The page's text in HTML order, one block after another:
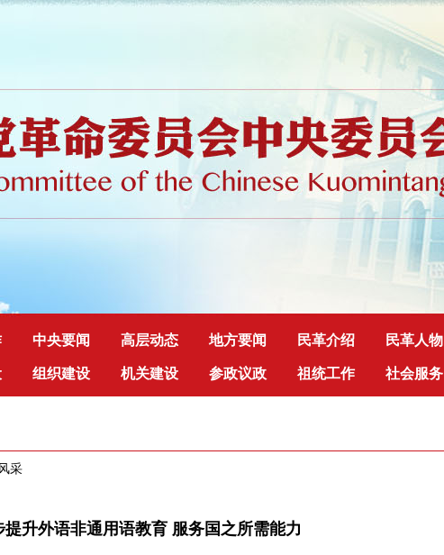
中央要闻 高层动态 地方要闻 民革介绍 民革人物
组织建设 机关建设 参政议政 祖统工作 社会服务
采
升外语非通用语教育 服务国之所需能力